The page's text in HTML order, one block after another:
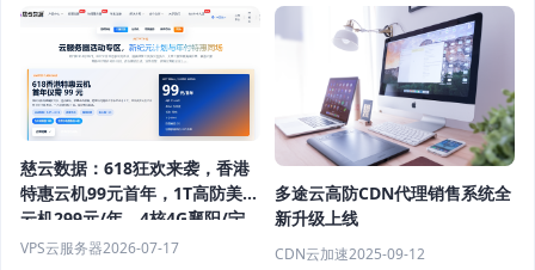
慈云数据：618狂欢来袭，香港
特惠云机99元首年，1T高防美国
云机299元/年，4核4G襄阳/宁
波600G防御低至399元/年
VPS云服务器2026-07-17
多途云高防CDN代理销售系统全
新升级上线
CDN云加速2025-09-12